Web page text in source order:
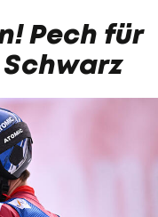
Pech für